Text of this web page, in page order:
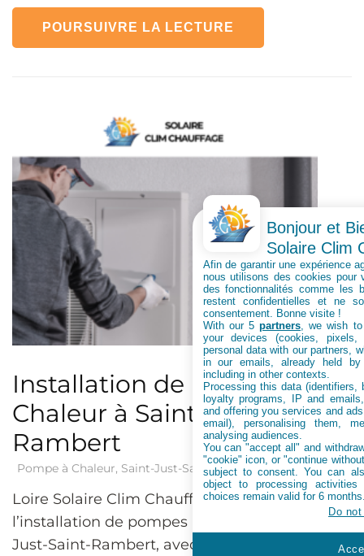
POURSUIVRE LA LECTURE
Installation de Pompe à
Chaleur à Saint-Just-Saint-
Rambert
Pompe à Chaleur, Saint-Just-Saint-Rambert
Loire Solaire Clim Chauffage propose
l’installation de pompes à chaleur à Saint-
Just-Saint-Rambert, avec un
Bonjour et
Solaire Clim
Afin de garantir une expérience
nous utilisons des cookies pour
des fonctionnalités comme les
restent confidentielles et ne
consentement. Bonne visite !
With our 5partners, we wish to
your devices (cookies,
personal data with our partners,
in our emails, already held
including in other contexts.
Processing this data (identifiers,
loyalty programs, IP and
and offering you services and
email), personalising them,
analysing audiences.
You can "accept all" and
"cookie" icon, or "continue
subject to consent. You can
object to processing
choices remain valid for 6
Do